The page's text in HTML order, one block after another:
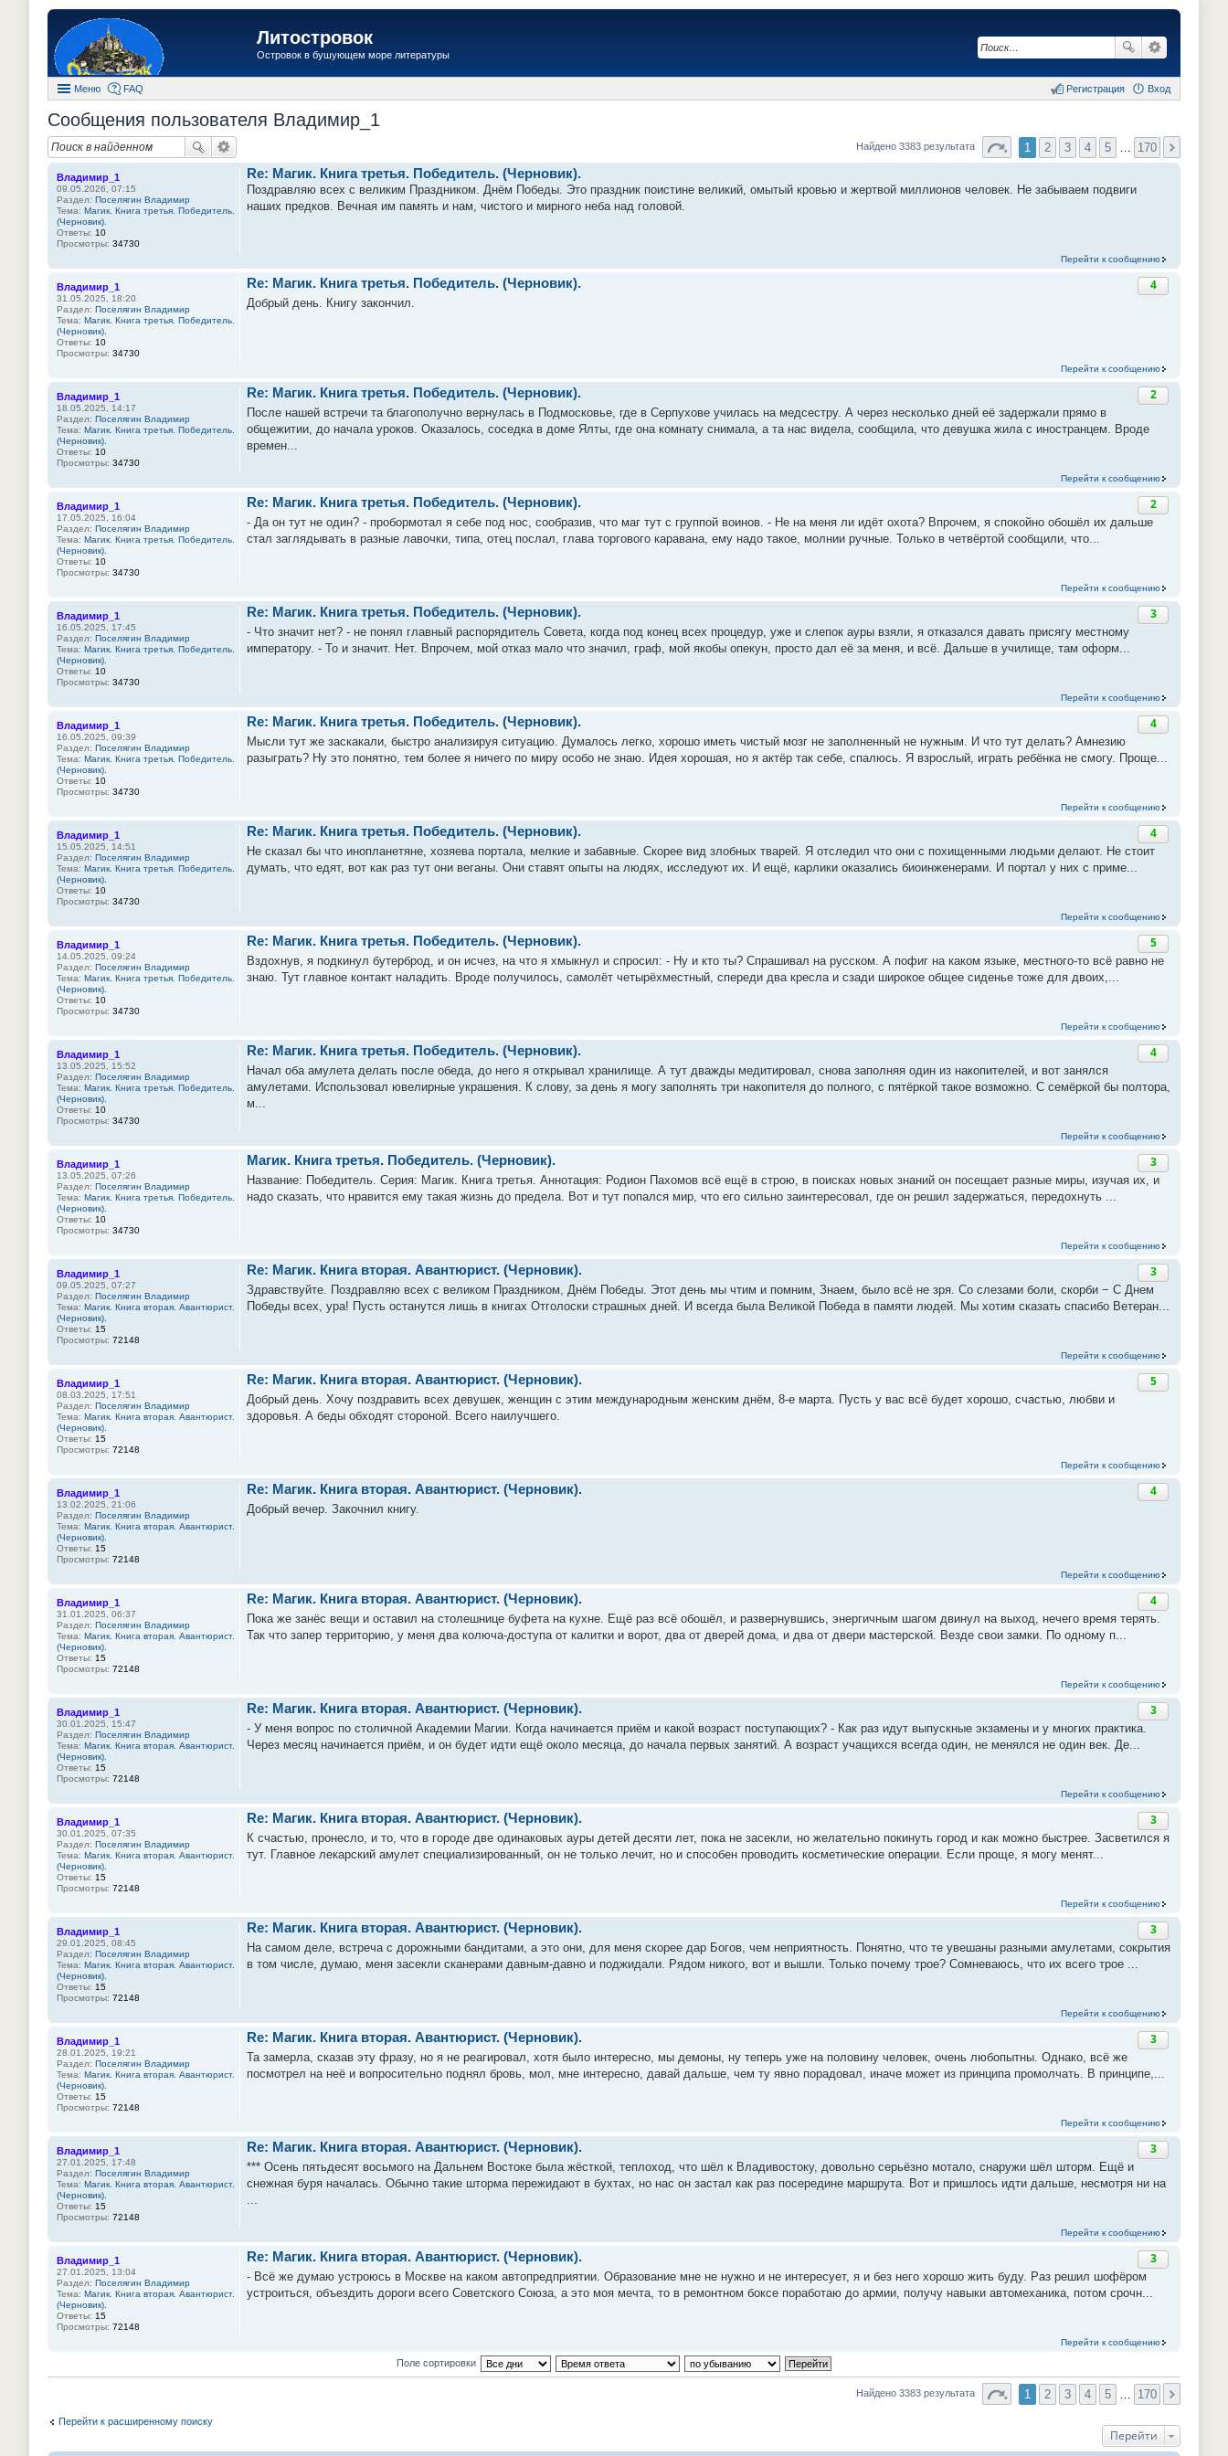
Литостровок
Островок в бушующем море литературы
Меню FAQ Вход
Регистрация
Сообщения пользователя Владимир_1
Найдено 3383 результата 1 2 3 4 5 170
Владимир_1
09.05.2026, 07:15
Раздел: Поселягин Владимир
Тема: Магик. Книга третья. Победитель.
(Черновик).
Ответы: 10
Просмотры: 34730
Re: Магик. Книга третья. Победитель. (Черновик).
Поздравляю всех с великим Праздником. Днём Победы. Это праздник поистине великий, омытый кровью и жертвой миллионов человек. Не забываем подвиги
наших предков. Вечная им память и нам, чистого и мирного неба над головой.
Перейти к сообщению
Владимир_1
31.05.2025, 18:20
Раздел: Поселягин Владимир
Тема: Магик. Книга третья. Победитель.
(Черновик).
Ответы: 10
Просмотры: 34730
4
Re: Магик. Книга третья. Победитель. (Черновик).
Добрый день. Книгу закончил.
Перейти к сообщению
Владимир_1
18.05.2025, 14:17
Раздел: Поселягин Владимир
Тема: Магик. Книга третья. Победитель.
(Черновик).
Ответы: 10
Просмотры: 34730
2
Re: Магик. Книга третья. Победитель. (Черновик).
После нашей встречи та благополучно вернулась в Подмосковье, где в Серпухове училась на медсестру. А через несколько дней её задержали прямо в
общежитии, до начала уроков. Оказалось, соседка в доме Ялты, где она комнату снимала, а та нас видела, сообщила, что девушка жила с иностранцем. Вроде
времен...
Перейти к сообщению
Владимир_1
17.05.2025, 16:04
Раздел: Поселягин Владимир
Тема: Магик. Книга третья. Победитель.
(Черновик).
Ответы: 10
Просмотры: 34730
2
Re: Магик. Книга третья. Победитель. (Черновик).
- Да он тут не один? - пробормотал я себе под нос, сообразив, что маг тут с группой воинов. - Не на меня ли идёт охота? Впрочем, я спокойно обошёл их дальше
стал заглядывать в разные лавочки, типа, отец послал, глава торгового каравана, ему надо такое, молнии ручные. Только в четвёртой сообщили, что...
Перейти к сообщению
Владимир_1
16.05.2025, 17:45
Раздел: Поселягин Владимир
Тема: Магик. Книга третья. Победитель.
(Черновик).
Ответы: 10
Просмотры: 34730
3
Re: Магик. Книга третья. Победитель. (Черновик).
- Что значит нет? - не понял главный распорядитель Совета, когда под конец всех процедур, уже и слепок ауры взяли, я отказался давать присягу местному
императору. - То и значит. Нет. Впрочем, мой отказ мало что значил, граф, мой якобы опекун, просто дал её за меня, и всё. Дальше в училище, там оформ...
Перейти к сообщению
Владимир_1
16.05.2025, 09:39
Раздел: Поселягин Владимир
Тема: Магик. Книга третья. Победитель.
(Черновик).
Ответы: 10
Просмотры: 34730
4
Re: Магик. Книга третья. Победитель. (Черновик).
Мысли тут же заскакали, быстро анализируя ситуацию. Думалось легко, хорошо иметь чистый мозг не заполненный не нужным. И что тут делать? Амнезию
разыграть? Ну это понятно, тем более я ничего по миру особо не знаю. Идея хорошая, но я актёр так себе, спалюсь. Я взрослый, играть ребёнка не смогу. Проще...
Перейти к сообщению
Владимир_1
15.05.2025, 14:51
Раздел: Поселягин Владимир
Тема: Магик. Книга третья. Победитель.
(Черновик).
Ответы: 10
Просмотры: 34730
4
Re: Магик. Книга третья. Победитель. (Черновик).
Не сказал бы что инопланетяне, хозяева портала, мелкие и забавные. Скорее вид злобных тварей. Я отследил что они с похищенными людьми делают. Не стоит
думать, что едят, вот как раз тут они веганы. Они ставят опыты на людях, исследуют их. И ещё, карлики оказались биоинженерами. И портал у них с приме...
Перейти к сообщению
Владимир_1
14.05.2025, 09:24
Раздел: Поселягин Владимир
Тема: Магик. Книга третья. Победитель.
(Черновик).
Ответы: 10
Просмотры: 34730
5
Re: Магик. Книга третья. Победитель. (Черновик).
Вздохнув, я подкинул бутерброд, и он исчез, на что я хмыкнул и спросил: - Ну и кто ты? Спрашивал на русском. А пофиг на каком языке, местного-то всё равно не
знаю. Тут главное контакт наладить. Вроде получилось, самолёт четырёхместный, спереди два кресла и сзади широкое общее сиденье тоже для двоих,...
Перейти к сообщению
Владимир_1
13.05.2025, 15:52
Раздел: Поселягин Владимир
Тема: Магик. Книга третья. Победитель.
(Черновик).
Ответы: 10
Просмотры: 34730
4
Re: Магик. Книга третья. Победитель. (Черновик).
Начал оба амулета делать после обеда, до него я открывал хранилище. А тут дважды медитировал, снова заполняя один из накопителей, и вот занялся
амулетами. Использовал ювелирные украшения. К слову, за день я могу заполнять три накопителя до полного, с пятёркой такое возможно. С семёркой бы полтора,
м...
Перейти к сообщению
Владимир_1
13.05.2025, 07:26
Раздел: Поселягин Владимир
Тема: Магик. Книга третья. Победитель.
(Черновик).
Ответы: 10
Просмотры: 34730
3
Магик. Книга третья. Победитель. (Черновик).
Название: Победитель. Серия: Магик. Книга третья. Аннотация: Родион Пахомов всё ещё в строю, в поисках новых знаний он посещает разные миры, изучая их, и
надо сказать, что нравится ему такая жизнь до предела. Вот и тут попался мир, что его сильно заинтересовал, где он решил задержаться, передохнуть ...
Перейти к сообщению
Владимир_1
09.05.2025, 07:27
Раздел: Поселягин Владимир
Тема: Магик. Книга вторая. Авантюрист.
(Черновик).
Ответы: 15
Просмотры: 72148
3
Re: Магик. Книга вторая. Авантюрист. (Черновик).
Здравствуйте. Поздравляю всех с великом Праздником, Днём Победы. Этот день мы чтим и помним, Знаем, было всё не зря. Со слезами боли, скорби − С Днем
Победы всех, ура! Пусть останутся лишь в книгах Отголоски страшных дней. И всегда была Великой Победа в памяти людей. Мы хотим сказать спасибо Ветеран...
Перейти к сообщению
Владимир_1
08.03.2025, 17:51
Раздел: Поселягин Владимир
Тема: Магик. Книга вторая. Авантюрист.
(Черновик).
Ответы: 15
Просмотры: 72148
5
Re: Магик. Книга вторая. Авантюрист. (Черновик).
Добрый день. Хочу поздравить всех девушек, женщин с этим международным женским днём, 8-е марта. Пусть у вас всё будет хорошо, счастью, любви и
здоровья. А беды обходят стороной. Всего наилучшего.
Перейти к сообщению
Владимир_1
13.02.2025, 21:06
Раздел: Поселягин Владимир
Тема: Магик. Книга вторая. Авантюрист.
(Черновик).
Ответы: 15
Просмотры: 72148
4
Re: Магик. Книга вторая. Авантюрист. (Черновик).
Добрый вечер. Закочнил книгу.
Перейти к сообщению
Владимир_1
31.01.2025, 06:37
Раздел: Поселягин Владимир
Тема: Магик. Книга вторая. Авантюрист.
(Черновик).
Ответы: 15
Просмотры: 72148
4
Re: Магик. Книга вторая. Авантюрист. (Черновик).
Пока же занёс вещи и оставил на столешнице буфета на кухне. Ещё раз всё обошёл, и развернувшись, энергичным шагом двинул на выход, нечего время терять.
Так что запер территорию, у меня два колюча-доступа от калитки и ворот, два от дверей дома, и два от двери мастерской. Везде свои замки. По одному п...
Перейти к сообщению
Владимир_1
30.01.2025, 15:47
Раздел: Поселягин Владимир
Тема: Магик. Книга вторая. Авантюрист.
(Черновик).
Ответы: 15
Просмотры: 72148
3
Re: Магик. Книга вторая. Авантюрист. (Черновик).
- У меня вопрос по столичной Академии Магии. Когда начинается приём и какой возраст поступающих? - Как раз идут выпускные экзамены и у многих практика.
Через месяц начинается приём, и он будет идти ещё около месяца, до начала первых занятий. А возраст учащихся всегда один, не менялся не один век. Де...
Перейти к сообщению
Владимир_1
30.01.2025, 07:35
Раздел: Поселягин Владимир
Тема: Магик. Книга вторая. Авантюрист.
(Черновик).
Ответы: 15
Просмотры: 72148
3
Re: Магик. Книга вторая. Авантюрист. (Черновик).
К счастью, пронесло, и то, что в городе две одинаковых ауры детей десяти лет, пока не засекли, но желательно покинуть город и как можно быстрее. Засветился я
тут. Главное лекарский амулет специализированный, он не только лечит, но и способен проводить косметические операции. Если проще, я могу менят...
Перейти к сообщению
Владимир_1
29.01.2025, 08:45
Раздел: Поселягин Владимир
Тема: Магик. Книга вторая. Авантюрист.
(Черновик).
Ответы: 15
Просмотры: 72148
3
Re: Магик. Книга вторая. Авантюрист. (Черновик).
На самом деле, встреча с дорожными бандитами, а это они, для меня скорее дар Богов, чем неприятность. Понятно, что те увешаны разными амулетами, сокрытия
в том числе, думаю, меня засекли сканерами давным-давно и поджидали. Рядом никого, вот и вышли. Только почему трое? Сомневаюсь, что их всего трое ...
Перейти к сообщению
Владимир_1
28.01.2025, 19:21
Раздел: Поселягин Владимир
Тема: Магик. Книга вторая. Авантюрист.
(Черновик).
Ответы: 15
Просмотры: 72148
3
Re: Магик. Книга вторая. Авантюрист. (Черновик).
Та замерла, сказав эту фразу, но я не реагировал, хотя было интересно, мы демоны, ну теперь уже на половину человек, очень любопытны. Однако, всё же
посмотрел на неё и вопросительно поднял бровь, мол, мне интересно, давай дальше, чем ту явно порадовал, иначе может из принципа промолчать. В принципе,...
Перейти к сообщению
Владимир_1
27.01.2025, 17:48
Раздел: Поселягин Владимир
Тема: Магик. Книга вторая. Авантюрист.
(Черновик).
Ответы: 15
Просмотры: 72148
3
Re: Магик. Книга вторая. Авантюрист. (Черновик).
*** Осень пятьдесят восьмого на Дальнем Востоке была жёсткой, теплоход, что шёл к Владивостоку, довольно серьёзно мотало, снаружи шёл шторм. Ещё и
снежная буря началась. Обычно такие шторма пережидают в бухтах, но нас он застал как раз посередине маршрута. Вот и пришлось идти дальше, несмотря ни на
...
Перейти к сообщению
Владимир_1
27.01.2025, 13:04
Раздел: Поселягин Владимир
Тема: Магик. Книга вторая. Авантюрист.
(Черновик).
Ответы: 15
Просмотры: 72148
3
Re: Магик. Книга вторая. Авантюрист. (Черновик).
- Всё же думаю устроюсь в Москве на каком автопредприятии. Образование мне не нужно и не интересует, я и без него хорошо жить буду. Раз решил шофёром
устроиться, объездить дороги всего Советского Союза, а это моя мечта, то в ремонтном боксе поработаю до армии, получу навыки автомеханика, потом срочн...
Перейти к сообщению
Поле сортировки
Найдено 3383 результата 1 2 3 4 5 170
Перейти к расширенному поиску
Перейти